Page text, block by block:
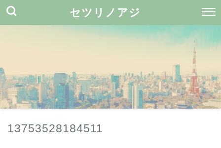
セツリノアジ
13753528184511